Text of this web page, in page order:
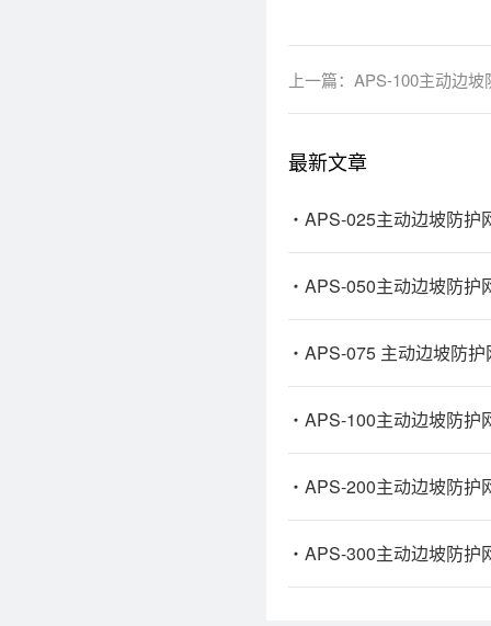
上一篇： APS-100主动边坡
最新文章
APS-025主动边坡防护
APS-050主动边坡防护
APS-075 主动边坡防护
APS-100主动边坡防护
APS-200主动边坡防护
APS-300主动边坡防护